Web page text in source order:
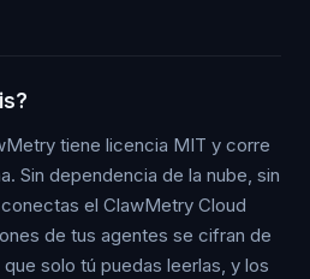
tiene licencia MIT y corre
Sin dependencia de la nube, sin
el ClawMetry Cloud
de tus agentes se cifran de
solo tú puedas leerlas, y los